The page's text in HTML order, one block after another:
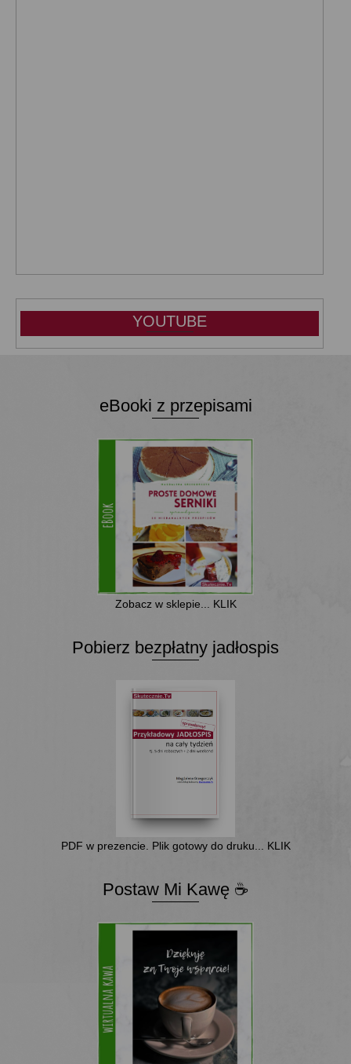
YOUTUBE
eBooki z przepisami
Zobacz w sklepie... KLIK
Pobierz bezpłatny jadłospis
PDF w prezencie. Plik gotowy do druku... KLIK
Postaw Mi Kawę ☕